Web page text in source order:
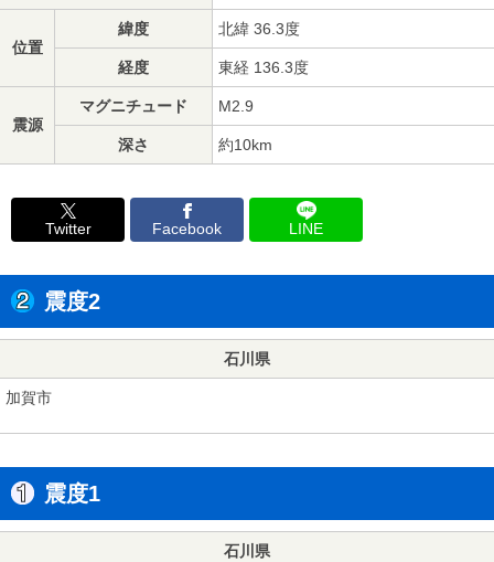
位置
緯度 北緯 36.3度
経度 東経 136.3度
震源
マグニチュード M2.9
深さ 約10km
Twitter Facebook LINE
震度2
石川県
加賀市
震度1
石川県